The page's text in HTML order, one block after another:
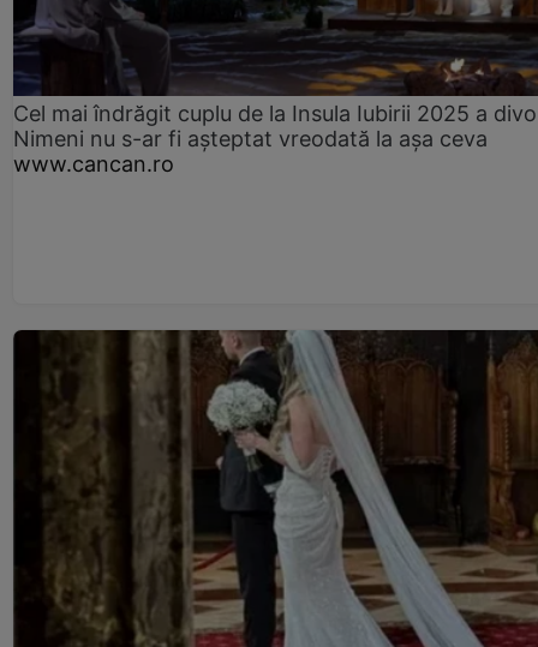
Cel mai îndrăgit cuplu de la Insula Iubirii 2025 a
Nimeni nu s-ar fi așteptat vreodată la așa ceva
www.cancan.ro